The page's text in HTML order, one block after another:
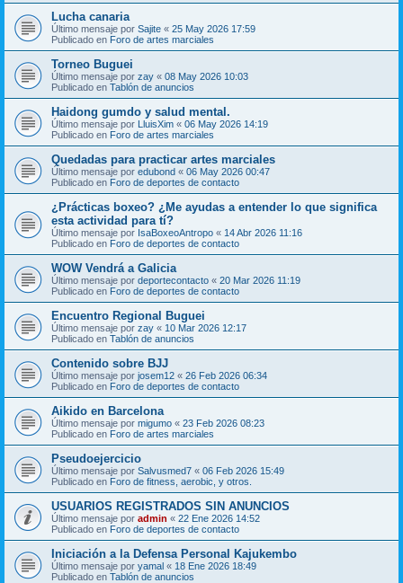
Lucha canaria
Último mensaje por Sajite « 25 May 2026 17:59
Publicado en Foro de artes marciales
Torneo Buguei
Último mensaje por zay « 08 May 2026 10:03
Publicado en Tablón de anuncios
Haidong gumdo y salud mental.
Último mensaje por LluisXim « 06 May 2026 14:19
Publicado en Foro de artes marciales
Quedadas para practicar artes marciales
Último mensaje por edubond « 06 May 2026 00:47
Publicado en Foro de deportes de contacto
¿Prácticas boxeo? ¿Me ayudas a entender lo que significa
esta actividad para tí?
Último mensaje por IsaBoxeoAntropo « 14 Abr 2026 11:16
Publicado en Foro de deportes de contacto
WOW Vendrá a Galicia
Último mensaje por deportecontacto « 20 Mar 2026 11:19
Publicado en Foro de deportes de contacto
Encuentro Regional Buguei
Último mensaje por zay « 10 Mar 2026 12:17
Publicado en Tablón de anuncios
Contenido sobre BJJ
Último mensaje por josem12 « 26 Feb 2026 06:34
Publicado en Foro de deportes de contacto
Aikido en Barcelona
Último mensaje por migumo « 23 Feb 2026 08:23
Publicado en Foro de artes marciales
Pseudoejercicio
Último mensaje por Salvusmed7 « 06 Feb 2026 15:49
Publicado en Foro de fitness, aerobic, y otros.
USUARIOS REGISTRADOS SIN ANUNCIOS
Último mensaje por admin « 22 Ene 2026 14:52
Publicado en Foro de deportes de contacto
Iniciación a la Defensa Personal Kajukembo
Último mensaje por yamal « 18 Ene 2026 18:49
Publicado en Tablón de anuncios